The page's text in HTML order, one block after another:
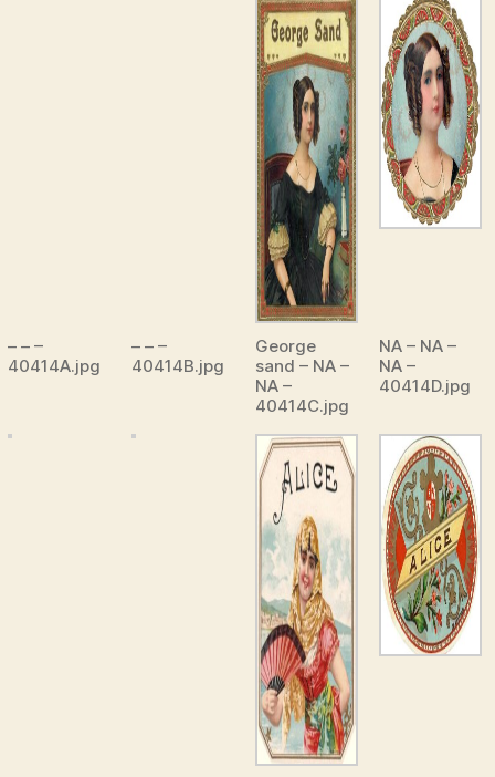
– – –
40414A.jpg
– – –
40414B.jpg
George
sand – NA –
NA –
40414C.jpg
NA – NA –
NA –
40414D.jpg